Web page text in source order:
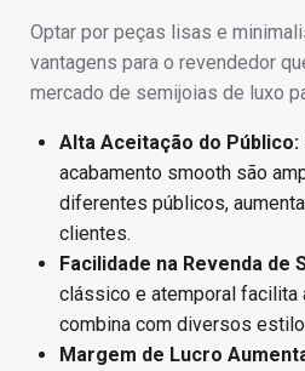
Optar por peças lisas e
vantagens para o revendedor
mercado de semijoias de luxo
Alta Aceitação do Público:
acabamento smooth são
diferentes públicos,
clientes.
Facilidade na Revenda de
clássico e atemporal facilita
combina com diversos
Margem de Lucro